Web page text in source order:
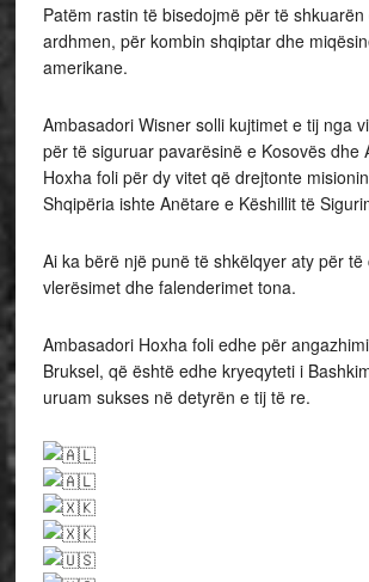
Patëm rastin të bisedojmë për të
ardhmen, për kombin shqiptar dhe
amerikane.
Ambasadori Wisner solli kujtimet e tij nga
për të siguruar pavarësinë e Kosovës dhe
Hoxha foli për dy vitet që drejtonte
Shqipëria ishte Anëtare e Këshillit të
Ai ka bërë një punë të shkëlqyer aty për të
vlerësimet dhe falenderimet tona.
Ambasadori Hoxha foli edhe për
Bruksel, që është edhe kryeqyteti i
uruam sukses në detyrën e tij të re.